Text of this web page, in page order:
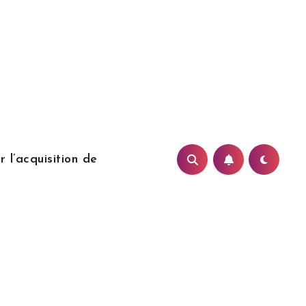
l’acquisition de